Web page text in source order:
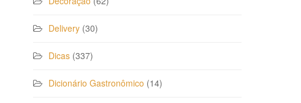
Delivery (30)
Dicas (337)
Dicionário Gastronômico (14)